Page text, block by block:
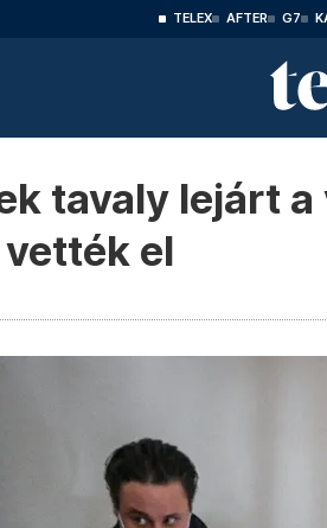
TELEX AFTER G7
tavaly lejárt
el